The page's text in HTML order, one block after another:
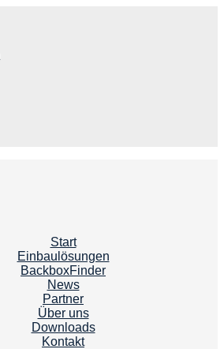
Start
Einbaulösungen
BackboxFinder
News
Partner
Über uns
Downloads
Kontakt